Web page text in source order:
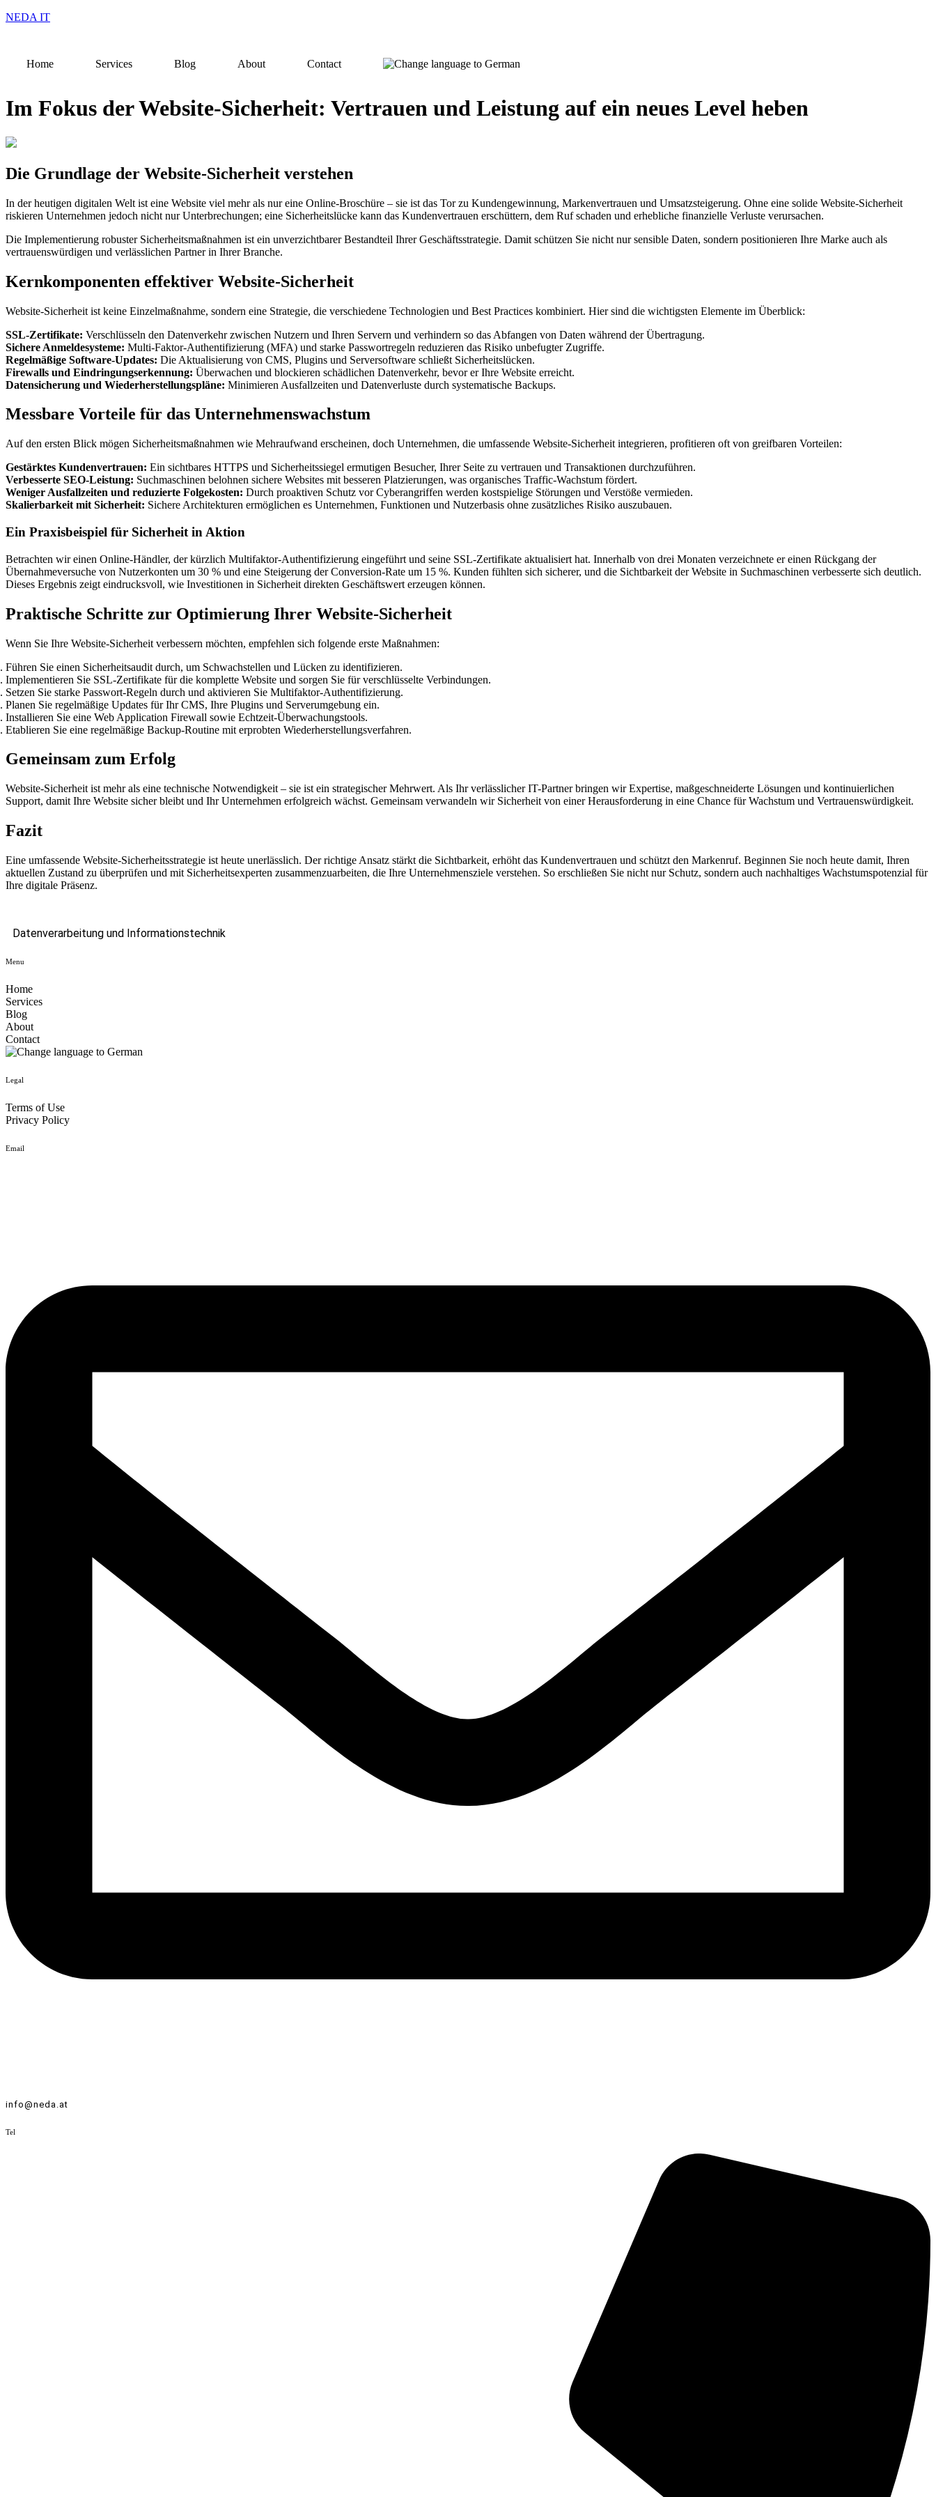
NEDA IT
Home Services Blog About Contact
Im Fokus der Website-Sicherheit: Vertrauen und Leistung auf ein neues Level heben
Die Grundlage der Website-Sicherheit verstehen
In der heutigen digitalen Welt ist eine Website viel mehr als nur eine Online-Broschüre – sie ist das Tor zu Kundengewinnung, Markenvertrauen und Umsatzsteigerung. Ohne eine solide Website-Sicherheit
riskieren Unternehmen jedoch nicht nur Unterbrechungen; eine Sicherheitslücke kann das Kundenvertrauen erschüttern, dem Ruf schaden und erhebliche finanzielle Verluste verursachen.
Die Implementierung robuster Sicherheitsmaßnahmen ist ein unverzichtbarer Bestandteil Ihrer Geschäftsstrategie. Damit schützen Sie nicht nur sensible Daten, sondern positionieren Ihre Marke auch als
vertrauenswürdigen und verlässlichen Partner in Ihrer Branche.
Kernkomponenten effektiver Website-Sicherheit
Website-Sicherheit ist keine Einzelmaßnahme, sondern eine Strategie, die verschiedene Technologien und Best Practices kombiniert. Hier sind die wichtigsten Elemente im Überblick:
SSL-Zertifikate: Verschlüsseln den Datenverkehr zwischen Nutzern und Ihren Servern und verhindern so das Abfangen von Daten während der Übertragung.
Sichere Anmeldesysteme: Multi-Faktor-Authentifizierung (MFA) und starke Passwortregeln reduzieren das Risiko unbefugter Zugriffe.
Regelmäßige Software-Updates: Die Aktualisierung von CMS, Plugins und Serversoftware schließt Sicherheitslücken.
Firewalls und Eindringungserkennung: Überwachen und blockieren schädlichen Datenverkehr, bevor er Ihre Website erreicht.
Datensicherung und Wiederherstellungspläne: Minimieren Ausfallzeiten und Datenverluste durch systematische Backups.
Messbare Vorteile für das Unternehmenswachstum
Auf den ersten Blick mögen Sicherheitsmaßnahmen wie Mehraufwand erscheinen, doch Unternehmen, die umfassende Website-Sicherheit integrieren, profitieren oft von greifbaren Vorteilen:
Gestärktes Kundenvertrauen: Ein sichtbares HTTPS und Sicherheitssiegel ermutigen Besucher, Ihrer Seite zu vertrauen und Transaktionen durchzuführen.
Verbesserte SEO-Leistung: Suchmaschinen belohnen sichere Websites mit besseren Platzierungen, was organisches Traffic-Wachstum fördert.
Weniger Ausfallzeiten und reduzierte Folgekosten: Durch proaktiven Schutz vor Cyberangriffen werden kostspielige Störungen und Verstöße vermieden.
Skalierbarkeit mit Sicherheit: Sichere Architekturen ermöglichen es Unternehmen, Funktionen und Nutzerbasis ohne zusätzliches Risiko auszubauen.
Ein Praxisbeispiel für Sicherheit in Aktion
Betrachten wir einen Online-Händler, der kürzlich Multifaktor-Authentifizierung eingeführt und seine SSL-Zertifikate aktualisiert hat. Innerhalb von drei Monaten verzeichnete er einen Rückgang der
Übernahmeversuche von Nutzerkonten um 30 % und eine Steigerung der Conversion-Rate um 15 %. Kunden fühlten sich sicherer, und die Sichtbarkeit der Website in Suchmaschinen verbesserte sich deutlich.
Dieses Ergebnis zeigt eindrucksvoll, wie Investitionen in Sicherheit direkten Geschäftswert erzeugen können.
Praktische Schritte zur Optimierung Ihrer Website-Sicherheit
Wenn Sie Ihre Website-Sicherheit verbessern möchten, empfehlen sich folgende erste Maßnahmen:
Führen Sie einen Sicherheitsaudit durch, um Schwachstellen und Lücken zu identifizieren.
Implementieren Sie SSL-Zertifikate für die komplette Website und sorgen Sie für verschlüsselte Verbindungen.
Setzen Sie starke Passwort-Regeln durch und aktivieren Sie Multifaktor-Authentifizierung.
Planen Sie regelmäßige Updates für Ihr CMS, Ihre Plugins und Serverumgebung ein.
Installieren Sie eine Web Application Firewall sowie Echtzeit-Überwachungstools.
Etablieren Sie eine regelmäßige Backup-Routine mit erprobten Wiederherstellungsverfahren.
Gemeinsam zum Erfolg
Website-Sicherheit ist mehr als eine technische Notwendigkeit – sie ist ein strategischer Mehrwert. Als Ihr verlässlicher IT-Partner bringen wir Expertise, maßgeschneiderte Lösungen und kontinuierlichen
Support, damit Ihre Website sicher bleibt und Ihr Unternehmen erfolgreich wächst. Gemeinsam verwandeln wir Sicherheit von einer Herausforderung in eine Chance für Wachstum und Vertrauenswürdigkeit.
Fazit
Eine umfassende Website-Sicherheitsstrategie ist heute unerlässlich. Der richtige Ansatz stärkt die Sichtbarkeit, erhöht das Kundenvertrauen und schützt den Markenruf. Beginnen Sie noch heute damit, Ihren
aktuellen Zustand zu überprüfen und mit Sicherheitsexperten zusammenzuarbeiten, die Ihre Unternehmensziele verstehen. So erschließen Sie nicht nur Schutz, sondern auch nachhaltiges Wachstumspotenzial für
Ihre digitale Präsenz.
Datenverarbeitung und Informationstechnik
Menu
Home
Services
Blog
About
Contact
Legal
Terms of Use
Privacy Policy
Email
info@neda.at
Tel